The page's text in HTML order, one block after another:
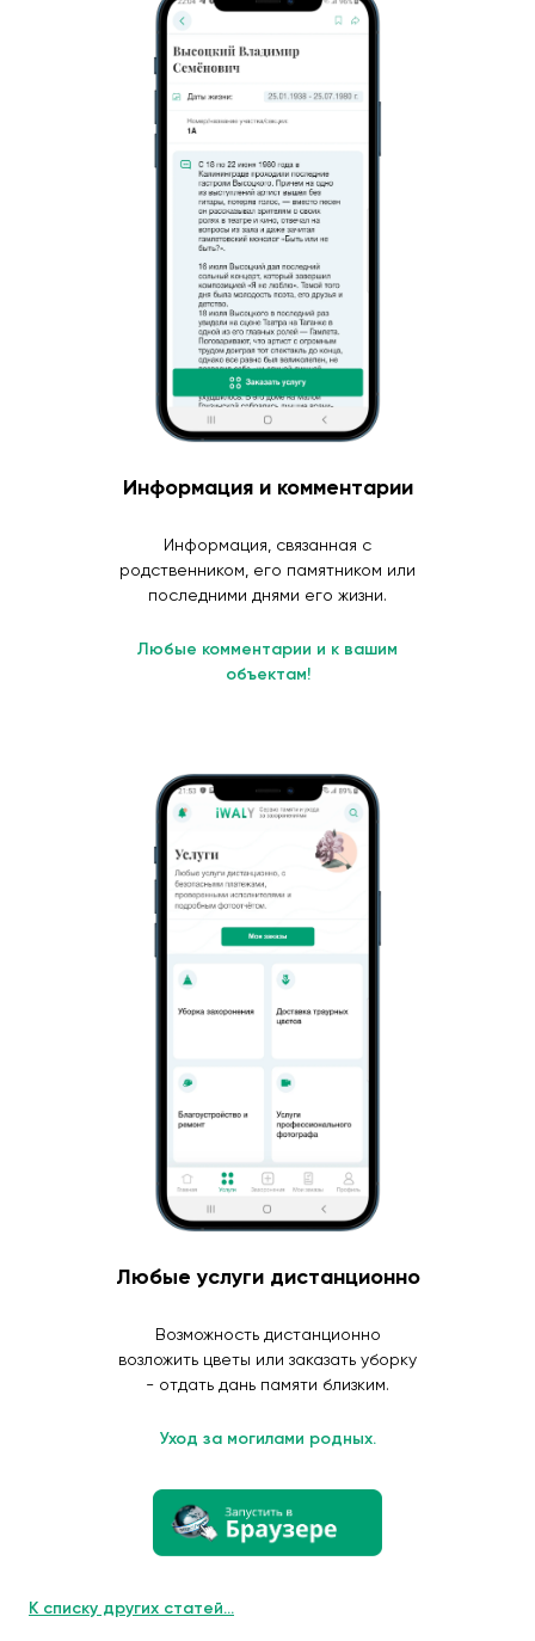
Информация и комментарии
Информация, связанная с
родственником, его памятником или
последними днями его жизни.
Любые комментарии и к вашим
объектам!
Любые услуги дистанционно
Возможность дистанционно
возложить цветы или заказать уборку
- отдать дань памяти близким.
Уход за могилами родных.
К списку других статей...